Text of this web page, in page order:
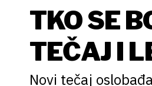
TKO SE
TEČAJ I
Novi tečaj